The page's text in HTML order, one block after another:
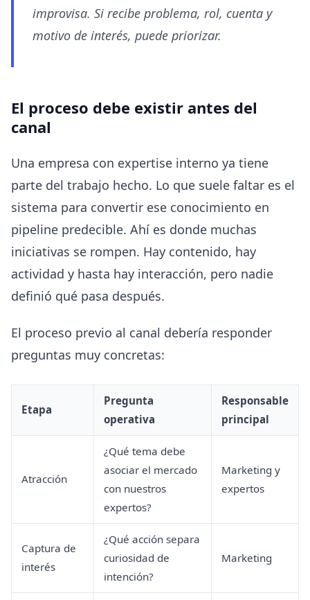
improvisa. Si recibe problema, rol, cuenta y
motivo de interés, puede priorizar.
El proceso debe existir antes del
canal
Una empresa con expertise interno ya tiene
parte del trabajo hecho. Lo que suele faltar es el
sistema para convertir ese conocimiento en
pipeline predecible. Ahí es donde muchas
iniciativas se rompen. Hay contenido, hay
actividad y hasta hay interacción, pero nadie
definió qué pasa después.
El proceso previo al canal debería responder
preguntas muy concretas:
Etapa
Pregunta
operativa
Responsable
principal
Atracción
¿Qué tema debe
asociar el mercado
con nuestros
expertos?
Marketing y
expertos
Captura de
interés
¿Qué acción separa
curiosidad de
intención?
Marketing